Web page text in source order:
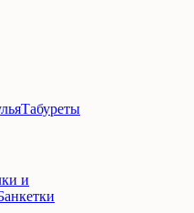
Табуреты
и